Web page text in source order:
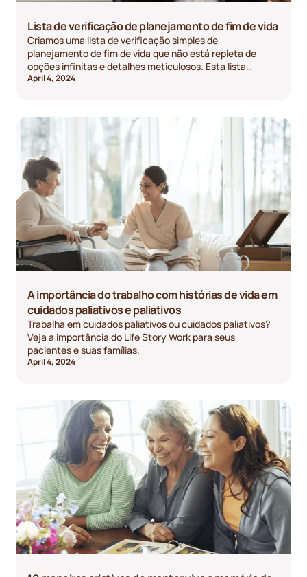
Lista de verificação de planejamento de fim de vida
Criamos uma lista de verificação simples de
planejamento de fim de vida que não está repleta de
opções infinitas e detalhes meticulosos. Esta lista
fornecerá uma visão geral de alto nível das coisas mais
April 4, 2024
A importância do trabalho com histórias de vida em
cuidados paliativos e paliativos
Trabalha em cuidados paliativos ou cuidados paliativos?
Veja a importância do Life Story Work para seus
pacientes e suas famílias.
April 4, 2024